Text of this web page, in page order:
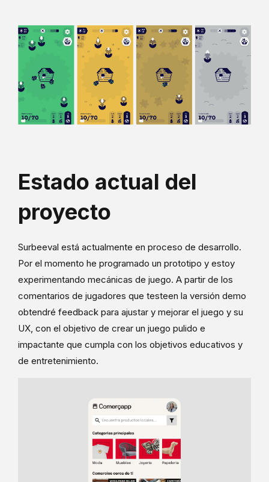
Estado actual del
proyecto
Surbeeval está actualmente en proceso de desarrollo.
Por el momento he programado un prototipo y estoy
experimentando mecánicas de juego. A partir de los
comentarios de jugadores que testeen la versión demo
obtendré feedback para ajustar y mejorar el juego y su
UX, con el objetivo de crear un juego pulido e
impactante que cumpla con los objetivos educativos y
de entretenimiento.